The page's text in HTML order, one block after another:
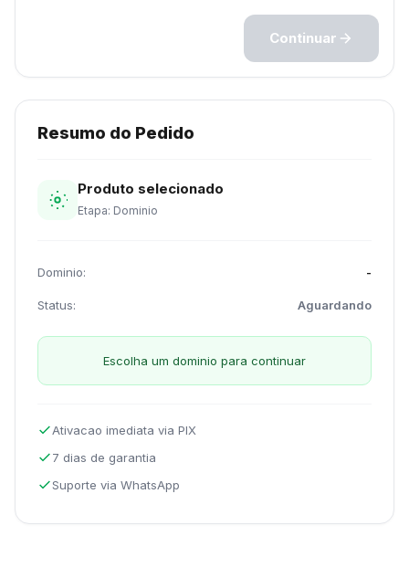
Continuar
Resumo do Pedido
Produto selecionado
Etapa: Dominio
Dominio: -
Status: Aguardando
Escolha um dominio para continuar
Ativacao imediata via PIX
7 dias de garantia
Suporte via WhatsApp